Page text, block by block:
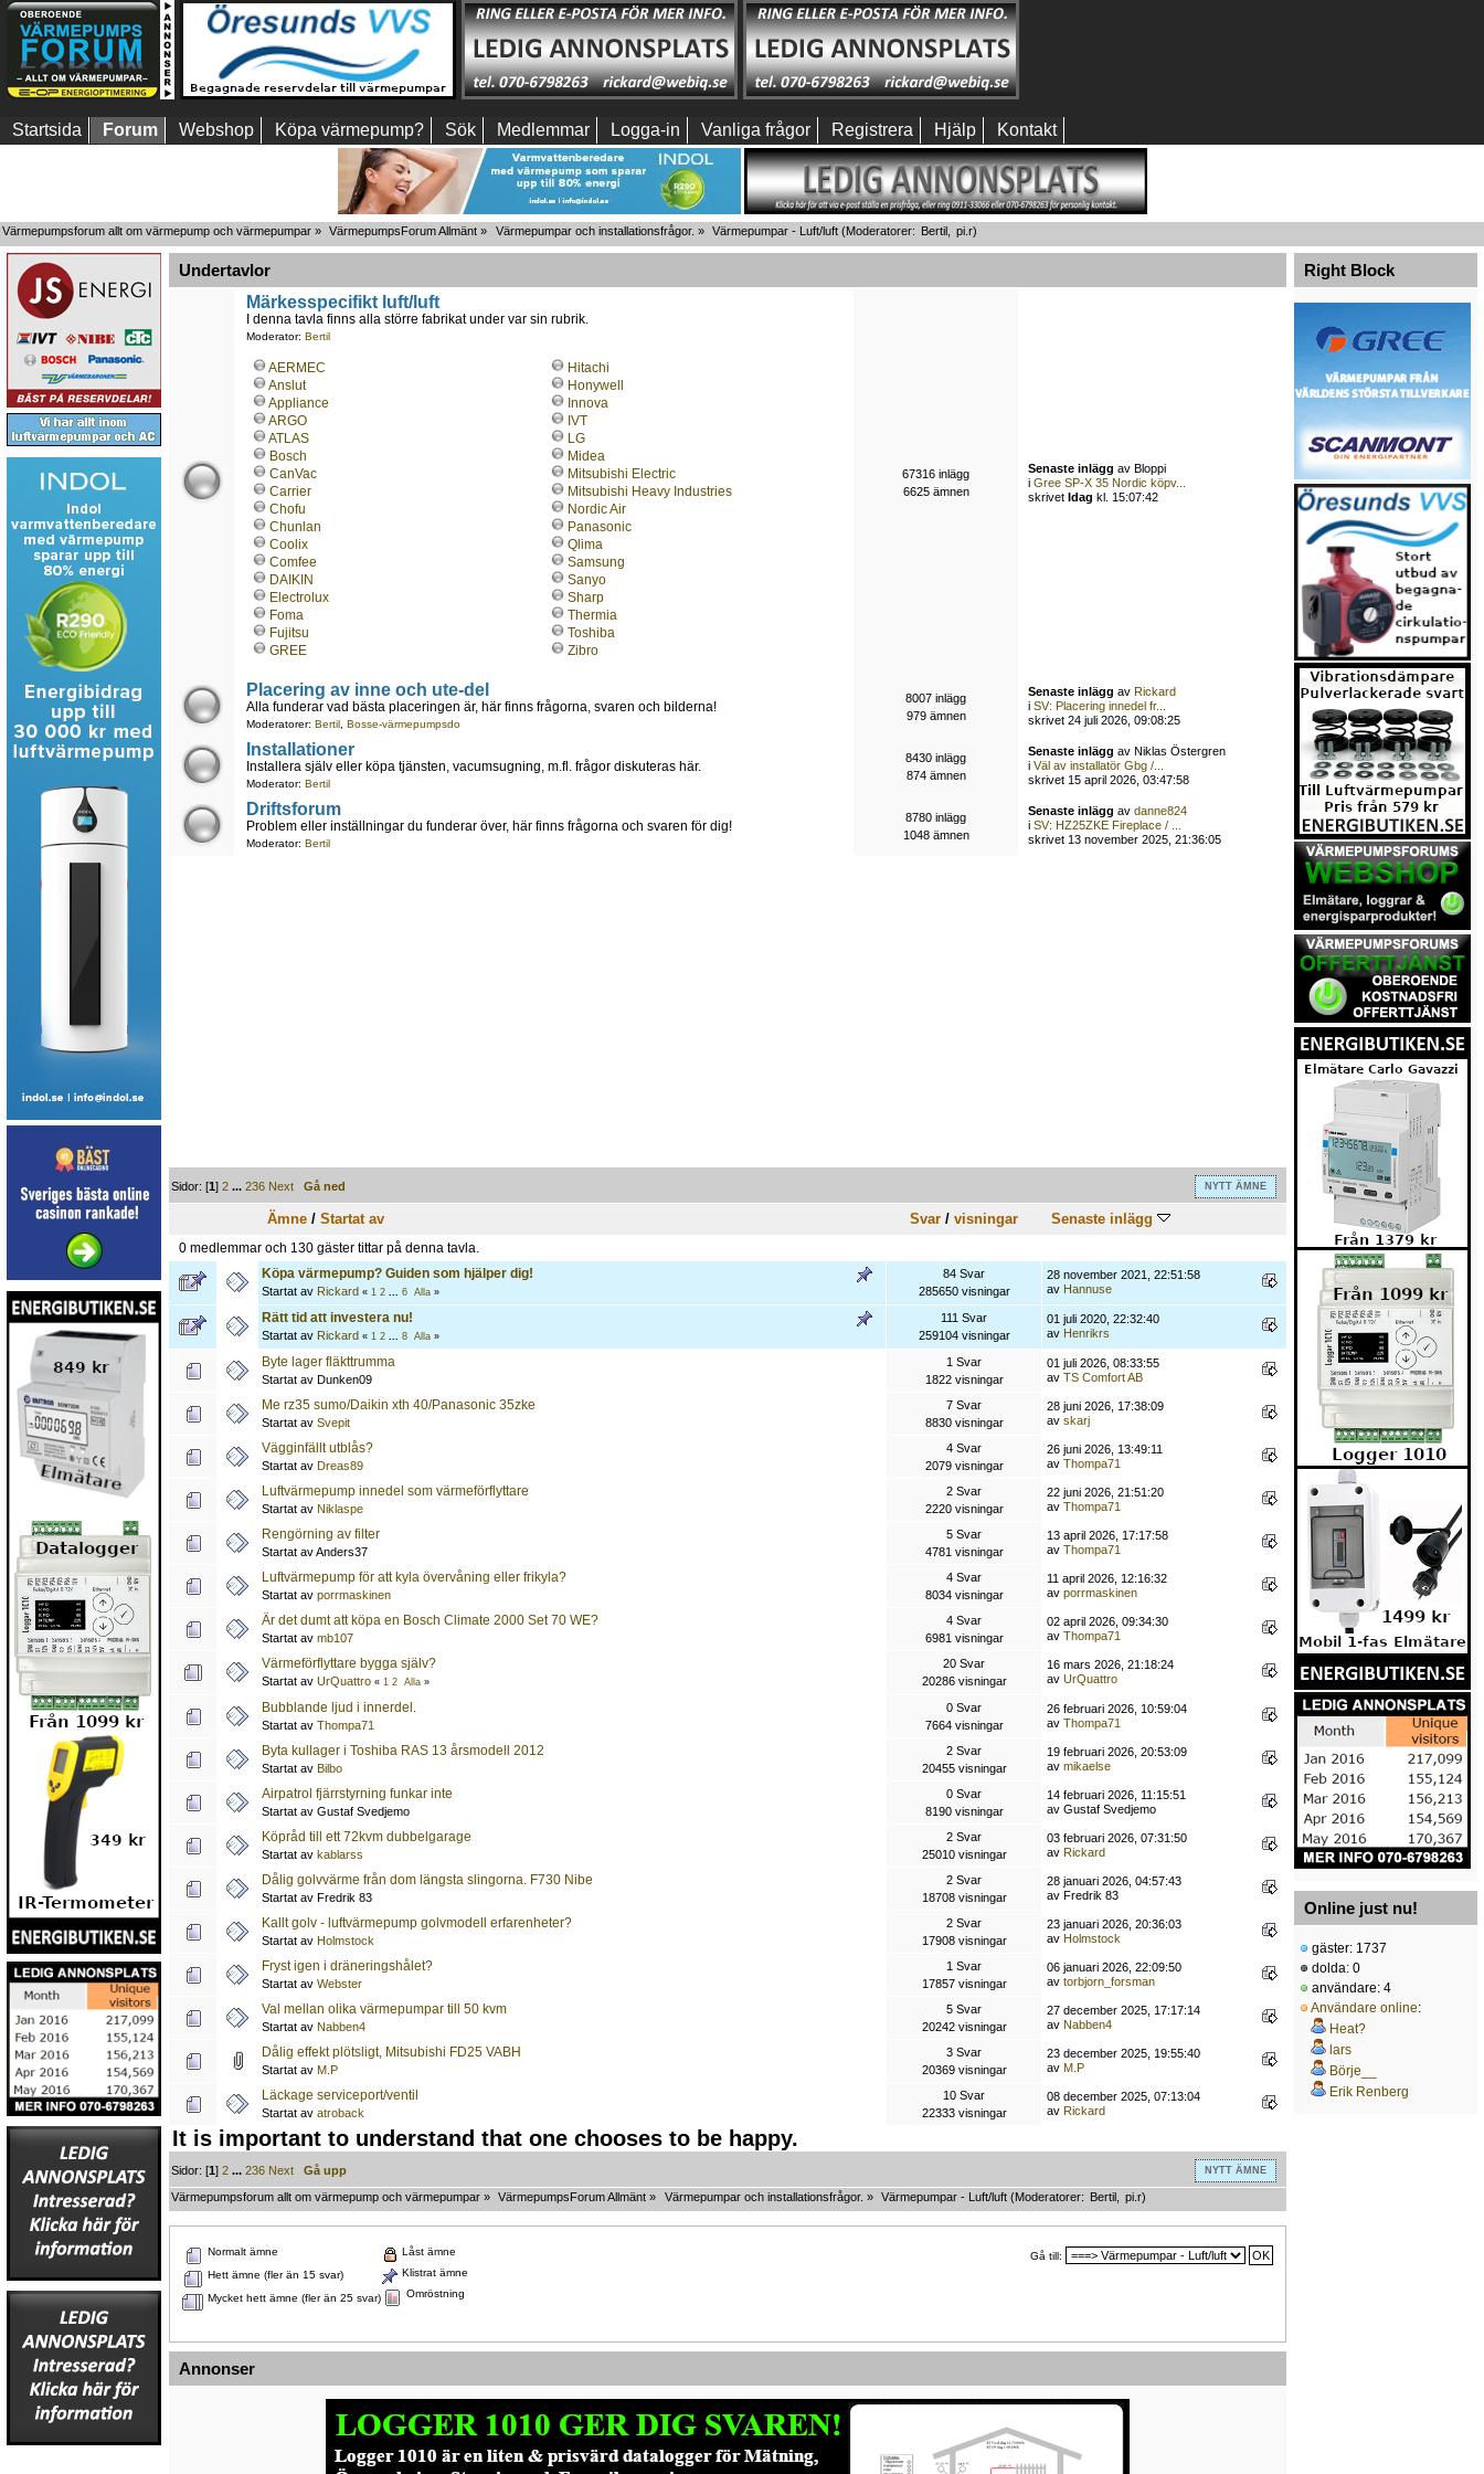
Startsida Forum Webshop Köpa värmepump? Sök Medlemmar Logga-in Vanliga frågor Registrera Hjälp Kontakt
Värmepumpsforum allt om värmepump och värmepumpar » VärmepumpsForum Allmänt » Värmepumpar och installationsfrågor. » Värmepumpar - Luft/luft(Moderatorer: Bertil, pi.r)
Undertavlor
Märkesspecifikt luft/luft
I denna tavla finns alla större fabrikat under var sin rubrik.
Moderator: Bertil
AERMEC
Anslut
Appliance
ARGO
ATLAS
Bosch
CanVac
Carrier
Chofu
Chunlan
Coolix
Comfee
DAIKIN
Electrolux
Foma
Fujitsu
GREE
Hitachi
Honywell
Innova
IVT
LG
Midea
Mitsubishi Electric
Mitsubishi Heavy Industries
Nordic Air
Panasonic
Qlima
Samsung
Sanyo
Sharp
Thermia
Toshiba
Zibro
67316 inlägg
6625 ämnen
Senaste inlägg av Bloppi
iGree SP-X 35 Nordic köpv...
skrivetIdag kl. 15:07:42
Placering av inne och ute-del
Alla funderar vad bästa placeringen är, här finns frågorna, svaren och bilderna!
Moderatorer: Bertil, Bosse-värmepumpsdo
8007 inlägg
979 ämnen
Senaste inlägg avRickard
iSV: Placering innedel fr...
skrivet 24 juli 2026, 09:08:25
Installationer
Installera själv eller köpa tjänsten, vacumsugning, m.fl. frågor diskuteras här.
Moderator: Bertil
8430 inlägg
874 ämnen
Senaste inlägg av Niklas Östergren
iVäl av installatör Gbg /...
skrivet 15 april 2026, 03:47:58
Driftsforum
Problem eller inställningar du funderar över, här finns frågorna och svaren för dig!
Moderator: Bertil
8780 inlägg
1048 ämnen
Senaste inlägg avdanne824
iSV: HZ25ZKE Fireplace / ...
skrivet 13 november 2025, 21:36:05
Sidor: [1]2 ...236 Next Gå ned NYTT ÄMNE
Ämne /Startat av Svar/ visningar Senaste inlägg
0 medlemmar och 130 gäster tittar på denna tavla.
Köpa värmepump? Guiden som hjälper dig!
Startat av Rickard « 1 2 ... 6 Alla »
84 Svar
285650 visningar
28 november 2021, 22:51:58
av Hannuse
Rätt tid att investera nu!
Startat av Rickard « 1 2 ... 8 Alla »
111 Svar
259104 visningar
01 juli 2020, 22:32:40
av Henrikrs
Byte lager fläkttrumma
Startat av Dunken09
1 Svar
1822 visningar
01 juli 2026, 08:33:55
av TS Comfort AB
Me rz35 sumo/Daikin xth 40/Panasonic 35zke
Startat av Svepit
7 Svar
8830 visningar
28 juni 2026, 17:38:09
av skarj
Vägginfällt utblås?
Startat av Dreas89
4 Svar
2079 visningar
26 juni 2026, 13:49:11
av Thompa71
Luftvärmepump innedel som värmeförflyttare
Startat av Niklaspe
2 Svar
2220 visningar
22 juni 2026, 21:51:20
av Thompa71
Rengörning av filter
Startat av Anders37
5 Svar
4781 visningar
13 april 2026, 17:17:58
av Thompa71
Luftvärmepump för att kyla övervåning eller frikyla?
Startat av porrmaskinen
4 Svar
8034 visningar
11 april 2026, 12:16:32
av porrmaskinen
Är det dumt att köpa en Bosch Climate 2000 Set 70 WE?
Startat av mb107
4 Svar
6981 visningar
02 april 2026, 09:34:30
av Thompa71
Värmeförflyttare bygga själv?
Startat av UrQuattro « 1 2 Alla »
20 Svar
20286 visningar
16 mars 2026, 21:18:24
av UrQuattro
Bubblande ljud i innerdel.
Startat av Thompa71
0 Svar
7664 visningar
26 februari 2026, 10:59:04
av Thompa71
Byta kullager i Toshiba RAS 13 årsmodell 2012
Startat av Bilbo
2 Svar
20455 visningar
19 februari 2026, 20:53:09
av mikaelse
Airpatrol fjärrstyrning funkar inte
Startat av Gustaf Svedjemo
0 Svar
8190 visningar
14 februari 2026, 11:15:51
av Gustaf Svedjemo
Köpråd till ett 72kvm dubbelgarage
Startat av kablarss
2 Svar
25010 visningar
03 februari 2026, 07:31:50
av Rickard
Dålig golvvärme från dom längsta slingorna. F730 Nibe
Startat av Fredrik 83
2 Svar
18708 visningar
28 januari 2026, 04:57:43
av Fredrik 83
Kallt golv - luftvärmepump golvmodell erfarenheter?
Startat av Holmstock
2 Svar
17908 visningar
23 januari 2026, 20:36:03
av Holmstock
Fryst igen i dräneringshålet?
Startat av Webster
1 Svar
17857 visningar
06 januari 2026, 22:09:50
av torbjorn_forsman
Val mellan olika värmepumpar till 50 kvm
Startat av Nabben4
5 Svar
20242 visningar
27 december 2025, 17:17:14
av Nabben4
Dålig effekt plötsligt, Mitsubishi FD25 VABH
Startat av M.P
3 Svar
20369 visningar
23 december 2025, 19:55:40
av M.P
Läckage serviceport/ventil
Startat av atroback
10 Svar
22333 visningar
08 december 2025, 07:13:04
av Rickard
It is important to understand that one chooses to be happy.
NYTT ÄMNE
Sidor: [1]2 ...236 Next
Gå upp
Värmepumpsforum allt om värmepump och värmepumpar » VärmepumpsForum Allmänt » Värmepumpar och installationsfrågor. » Värmepumpar - Luft/luft(Moderatorer: Bertil, pi.r)
Gå till:
Normalt ämne
Hett ämne (fler än 15 svar)
Mycket hett ämne (fler än 25 svar)
Låst ämne
Klistrat ämne
Omröstning
Annonser
Right Block
Online just nu!
gäster: 1737
dolda: 0
användare: 4
Användare online:
Heat?
lars
Börje__
Erik Renberg